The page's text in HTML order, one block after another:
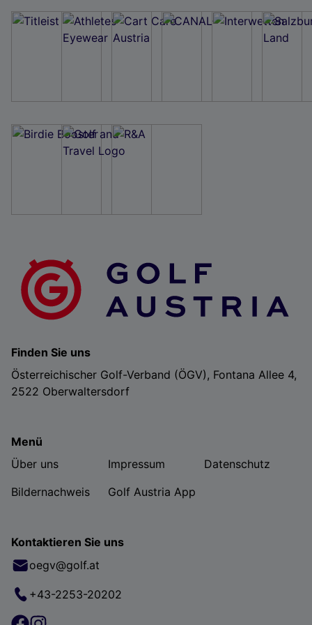
Finden Sie uns
Österreichischer Golf-Verband (ÖGV), Fontana Allee 4,
2522 Oberwaltersdorf
Menü
Über uns
Impressum
Datenschutz
Bildernachweis
Golf Austria App
Kontaktieren Sie uns
oegv@golf.at
+43-2253-20202
Wir und unsere Partner verarbeiten Daten, um
Verwendung genauer Standortdaten. Endgeräteeigenschaften zur Identifikation